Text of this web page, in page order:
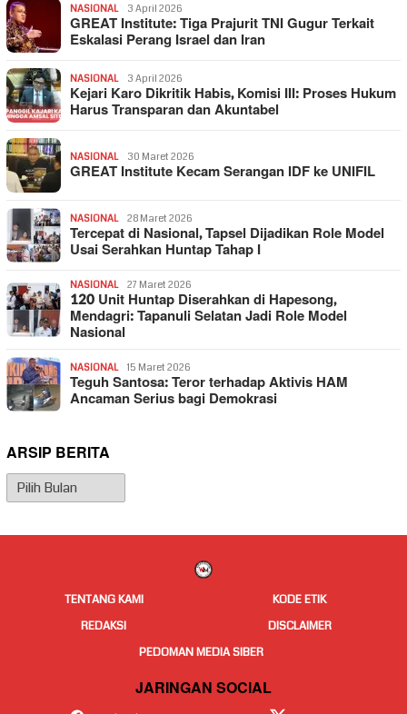
NASIONAL 3 April 2026
GREAT Institute: Tiga Prajurit TNI Gugur Terkait
Eskalasi Perang Israel dan Iran
NASIONAL 3 April 2026
Kejari Karo Dikritik Habis, Komisi III: Proses Hukum
Harus Transparan dan Akuntabel
NASIONAL 30 Maret 2026
GREAT Institute Kecam Serangan IDF ke UNIFIL
NASIONAL 28 Maret 2026
Tercepat di Nasional, Tapsel Dijadikan Role Model
Usai Serahkan Huntap Tahap I
NASIONAL 27 Maret 2026
120 Unit Huntap Diserahkan di Hapesong,
Mendagri: Tapanuli Selatan Jadi Role Model
Nasional
NASIONAL 15 Maret 2026
Teguh Santosa: Teror terhadap Aktivis HAM
Ancaman Serius bagi Demokrasi
ARSIP BERITA
Arsip
Berita
TENTANG KAMI
KODE ETIK
REDAKSI
DISCLAIMER
PEDOMAN MEDIA SIBER
JARINGAN SOCIAL